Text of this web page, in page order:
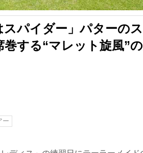
スパイダー」パターの
する“マレット旋風”
ー